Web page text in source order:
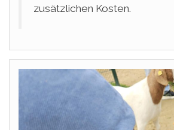
zusätzlichen Kosten.